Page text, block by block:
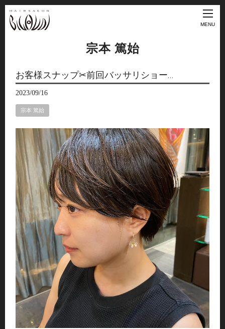
MENU
宗本 篤始
お客様スナップ✂︎前回バッサリショー…
2023/09/16
宗本 篤始